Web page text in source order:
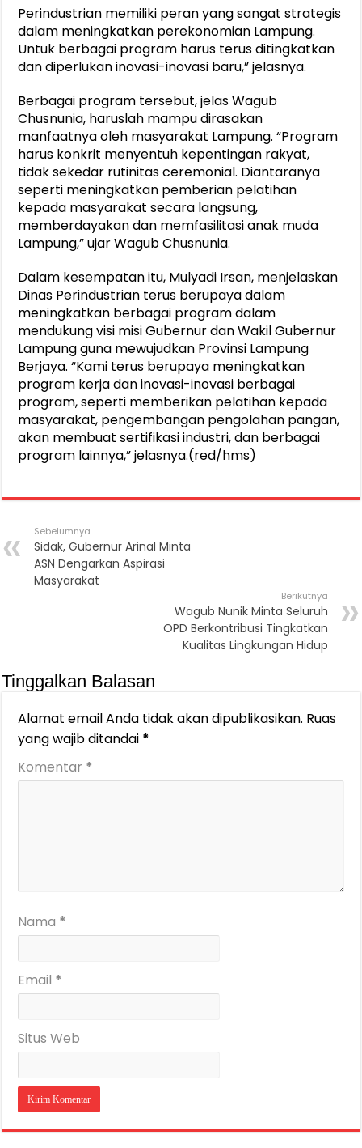
Perindustrian memiliki peran yang sangat strategis
dalam meningkatkan perekonomian Lampung.
Untuk berbagai program harus terus ditingkatkan
dan diperlukan inovasi-inovasi baru,” jelasnya.
Berbagai program tersebut, jelas Wagub
Chusnunia, haruslah mampu dirasakan
manfaatnya oleh masyarakat Lampung. “Program
harus konkrit menyentuh kepentingan rakyat,
tidak sekedar rutinitas ceremonial. Diantaranya
seperti meningkatkan pemberian pelatihan
kepada masyarakat secara langsung,
memberdayakan dan memfasilitasi anak muda
Lampung,” ujar Wagub Chusnunia.
Dalam kesempatan itu, Mulyadi Irsan, menjelaskan
Dinas Perindustrian terus berupaya dalam
meningkatkan berbagai program dalam
mendukung visi misi Gubernur dan Wakil Gubernur
Lampung guna mewujudkan Provinsi Lampung
Berjaya. “Kami terus berupaya meningkatkan
program kerja dan inovasi-inovasi berbagai
program, seperti memberikan pelatihan kepada
masyarakat, pengembangan pengolahan pangan,
akan membuat sertifikasi industri, dan berbagai
program lainnya,” jelasnya.(red/hms)
Sebelumnya
Sidak, Gubernur Arinal Minta
ASN Dengarkan Aspirasi
Masyarakat
Berikutnya
Wagub Nunik Minta Seluruh
OPD Berkontribusi Tingkatkan
Kualitas Lingkungan Hidup
Tinggalkan Balasan
Alamat email Anda tidak akan dipublikasikan. Ruas
yang wajib ditandai *
Komentar *
Nama *
Email *
Situs Web